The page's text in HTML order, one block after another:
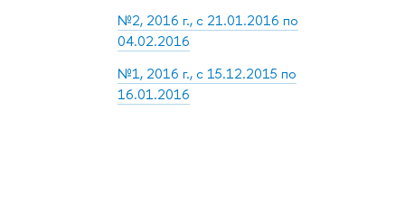
№2, 2016 г., с 21.01.2016 по
04.02.2016
№1, 2016 г., с 15.12.2015 по
16.01.2016